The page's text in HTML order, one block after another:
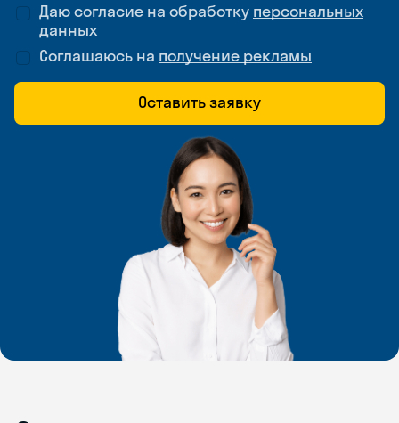
Даю согласие на обработку персональных
данных
Соглашаюсь на получение рекламы
Оставить заявку